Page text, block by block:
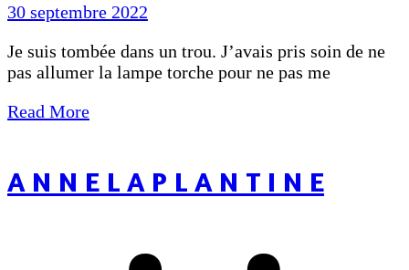
30 septembre 2022
Je suis tombée dans un trou. J’avais pris soin de ne
pas allumer la lampe torche pour ne pas me
Read More
A N N E L A P L A N T I N E